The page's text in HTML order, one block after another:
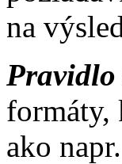
na
Pravidlo
formáty,
ako